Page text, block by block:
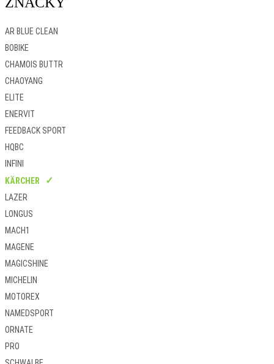
AR BLUE CLEAN
BOBIKE
CHAMOIS BUTTR
CHAOYANG
ELITE
ENERVIT
FEEDBACK SPORT
HQBC
INFINI
KÄRCHER
LAZER
LONGUS
MACH1
MAGENE
MAGICSHINE
MICHELIN
MOTOREX
NAMEDSPORT
ORNATE
PRO